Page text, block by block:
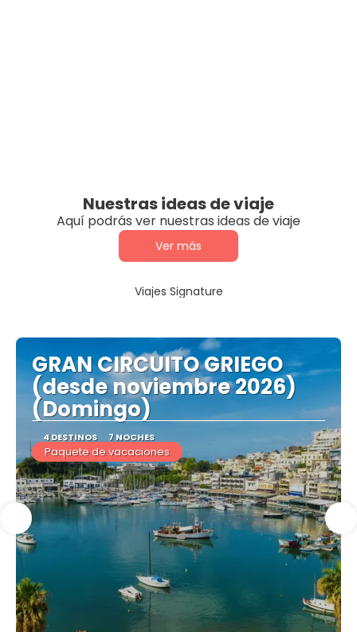
Nuestras ideas de viaje
Aquí podrás ver nuestras ideas de viaje
Ver más
Viajes Signature
GRAN CIRCUITO GRIEGO
(desde noviembre 2026)
(Domingo)
4 DESTINOS 7 NOCHES
Paquete de vacaciones